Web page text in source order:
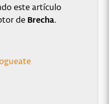
este artículo
de Brecha.